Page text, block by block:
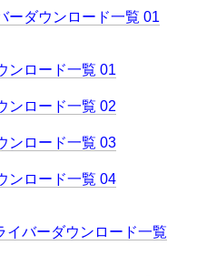
ーダウンロード一覧 01
ンロード一覧 01
ンロード一覧 02
ンロード一覧 03
ンロード一覧 04
イバーダウンロード一覧